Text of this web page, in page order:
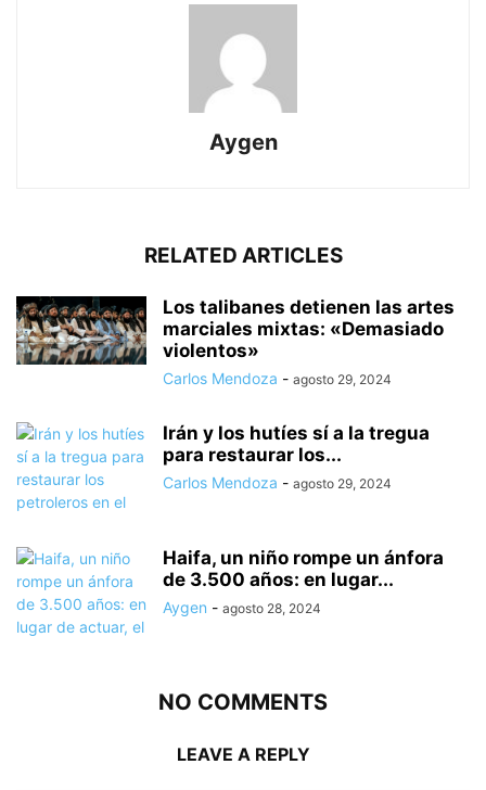
Aygen
RELATED ARTICLES
Los talibanes detienen las artes
marciales mixtas: «Demasiado
violentos»
Carlos Mendoza - agosto 29, 2024
Irán y los hutíes sí a la tregua
para restaurar los...
Carlos Mendoza - agosto 29, 2024
Haifa, un niño rompe un ánfora
de 3.500 años: en lugar...
Aygen - agosto 28, 2024
NO COMMENTS
LEAVE A REPLY